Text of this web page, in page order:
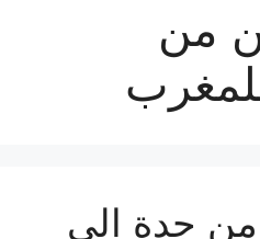
من
جدة الي